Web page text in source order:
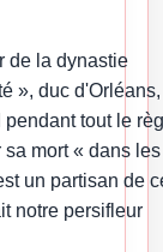
de la dynastie
», duc
tout le
mort « dans les
un partisan de
notre persifleur